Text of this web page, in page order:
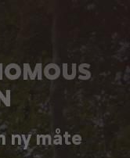
ny måte